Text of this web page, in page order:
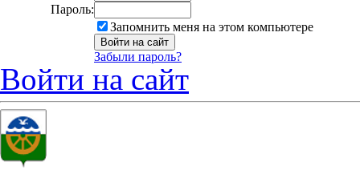
Пароль:
Запомнить меня на этом компьютере
Забыли пароль?
Войти на сайт